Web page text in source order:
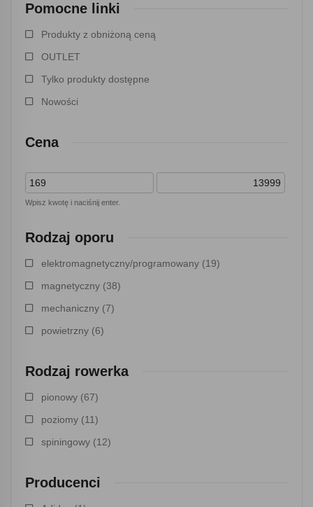
Pomocne linki
Produkty z obniżoną ceną
OUTLET
Tylko produkty dostępne
Nowości
Cena
Wpisz kwotę i naciśnij enter.
Rodzaj oporu
elektromagnetyczny/programowany (19)
magnetyczny (38)
mechaniczny (7)
powietrzny (6)
Rodzaj rowerka
pionowy (67)
poziomy (11)
spiningowy (12)
Producenci